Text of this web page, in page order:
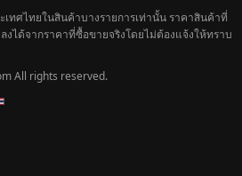
ทศไทยในสินค้าบางรายการเท่านั้น ราคาสินค้าที่
ได้จากราคาที่ซื้อขายจริงโดยไม่ต้องแจ้งให้ทราบ
All rights reserved.